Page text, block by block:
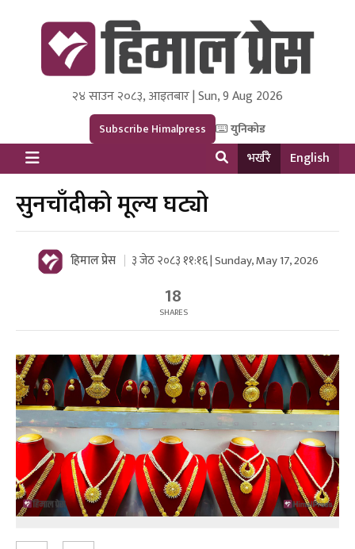
Himal Press
Dot NewsyNepal Media and Research Pvt Ltd.
२४ साउन २०८३, आइतबार | Sun, 9 Aug 2026
Subscribe Himalpress युनिकोड
भर्खरै English
सुनचाँदीको मूल्य घट्यो
हिमाल प्रेस ३ जेठ २०८३ ११:१६ | Sunday, May 17, 2026
18
SHARES